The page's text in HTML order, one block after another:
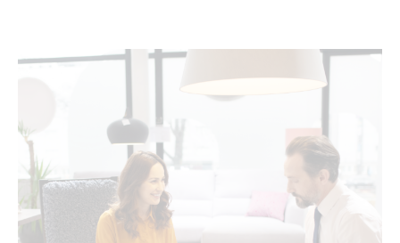
Die Cosmo Collection – eine elegante Kombination von einem
weißen oder anthrazitfarbenem Aluminiumgestell und
hochwertigem Bändern. Zusammen mit dem flauschigen
Kissen entsteht eine attraktive Outdoor Lounge in eleganter
Gestaltung mit bestem Sitzkomfort.
Die Bänder sind aus wetterfesten, und uv-beständigen
Fasern. Die Outdoorkissen bestehen aus einem robusten
Bezug mit Reißverschluss und einer Füllung mit Quick Dry